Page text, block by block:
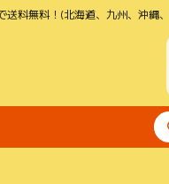
料無料！(北海道、九州、沖縄